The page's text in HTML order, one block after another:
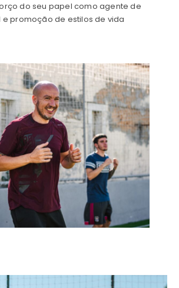
do seu papel como agente de
promoção de estilos de vida